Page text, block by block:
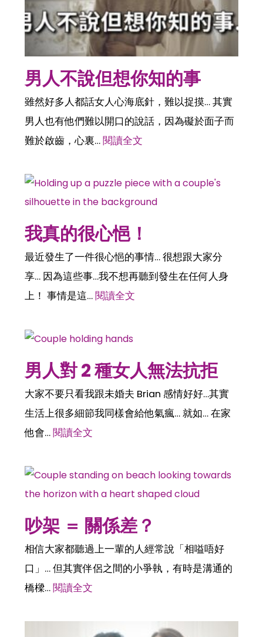
男人不說但想你知的事
雖然好多人都話女人心海底針，難以捉摸… 其實
男人也有他們難以開口的說話，因為礙於面子而
難於啟齒，心裏…閱讀全文
我真的很心悒！
最近發生了一件很心悒的事情… 很想跟大家分
享… 因為這些事…我不想再聽到發生在任何人身
上！ 事情是這…閱讀全文
男人對 2 種女人無法抗拒
大家不要只看我跟未婚夫 Brian 感情好好…其實
生活上很多細節我同樣會給他氣瘋… 就如… 在家
他會…閱讀全文
吵架 ＝ 關係差？
相信大家都聽過上一輩的人經常說「相嗌唔好
口」… 但其實伴侶之間的小爭執，有時是溝通的
橋樑…閱讀全文